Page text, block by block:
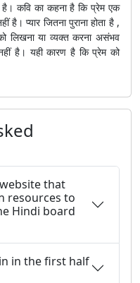
कवि का कहना है कि प्रेम एक
प्यार जितना पुराना होता है ,
लिखना या व्यक्त करना असंभव
है। यही कारण है कि प्रेम को
that
resources to
Hindi board
in the first half